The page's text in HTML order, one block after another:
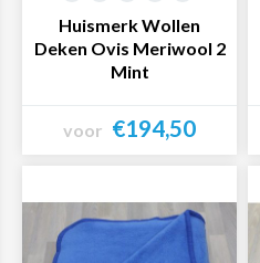
Huismerk Wollen
Deken Ovis Meriwool 2
Mint
voor €194,50